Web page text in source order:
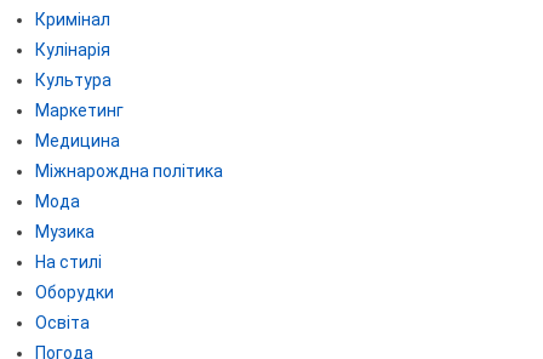
Кримінал
Кулінарія
Культура
Маркетинг
Медицина
Міжнарождна політика
Мода
Музика
На стилі
Оборудки
Освіта
Погода